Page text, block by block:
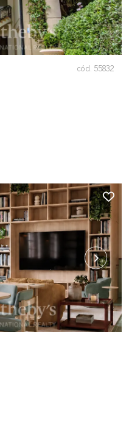
cód. 55832